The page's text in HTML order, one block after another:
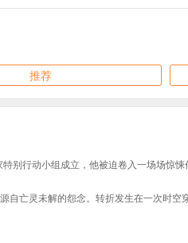
推荐
别行动小组成立，他被迫卷入一场场
亡灵未解的怨念。转折发生在一次时